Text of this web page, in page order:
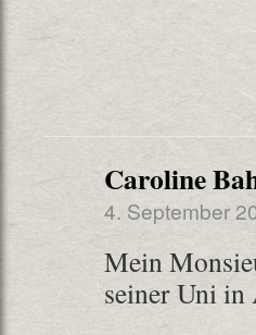
Caroline
4. September
Mein
seiner Uni in